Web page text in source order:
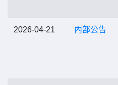
2026-04-21 內部公告